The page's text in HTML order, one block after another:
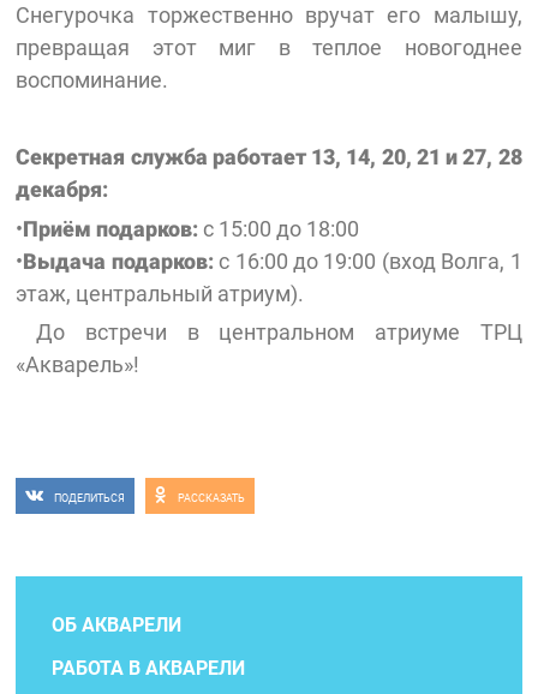
Снегурочка торжественно вручат его малышу,
превращая этот миг в теплое новогоднее
воспоминание.
Секретная служба работает 13, 14, 20, 21 и 27, 28
декабря:
•Приём подарков: с 15:00 до 18:00
•Выдача подарков:с 16:00 до 19:00 (вход Волга, 1
этаж, центральный атриум).
До встречи в центральном атриуме ТРЦ
«Акварель»!
ПОДЕЛИТЬСЯ РАССКАЗАТЬ
ОБ АКВАРЕЛИ
РАБОТА В АКВАРЕЛИ